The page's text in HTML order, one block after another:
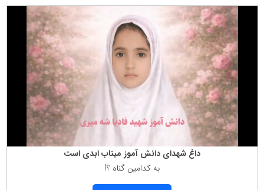
داغ شهدای دانش آموز میناب ابدی است
به كدامین گناه ؟!